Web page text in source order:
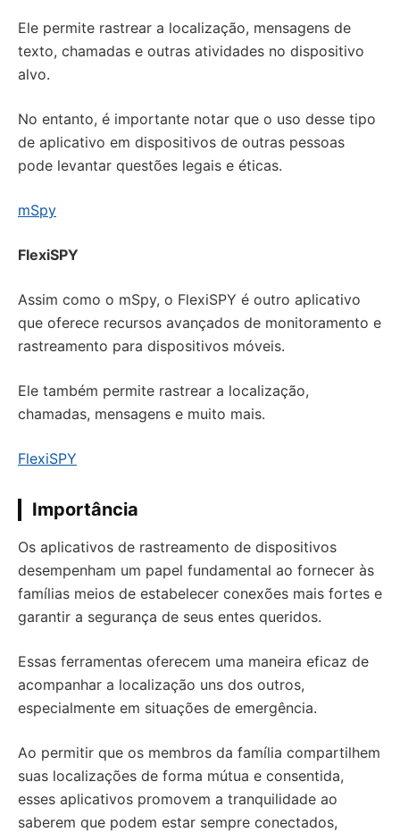
Ele permite rastrear a localização, mensagens de
texto, chamadas e outras atividades no dispositivo
alvo.
No entanto, é importante notar que o uso desse tipo
de aplicativo em dispositivos de outras pessoas
pode levantar questões legais e éticas.
mSpy
FlexiSPY
Assim como o mSpy, o FlexiSPY é outro aplicativo
que oferece recursos avançados de monitoramento e
rastreamento para dispositivos móveis.
Ele também permite rastrear a localização,
chamadas, mensagens e muito mais.
FlexiSPY
Importância
Os aplicativos de rastreamento de dispositivos
desempenham um papel fundamental ao fornecer às
famílias meios de estabelecer conexões mais fortes e
garantir a segurança de seus entes queridos.
Essas ferramentas oferecem uma maneira eficaz de
acompanhar a localização uns dos outros,
especialmente em situações de emergência.
Ao permitir que os membros da família compartilhem
suas localizações de forma mútua e consentida,
esses aplicativos promovem a tranquilidade ao
saberem que podem estar sempre conectados,